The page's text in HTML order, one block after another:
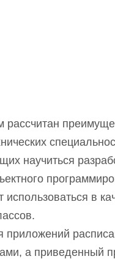
рассчитан
научиться
в
приложений
а приведенный